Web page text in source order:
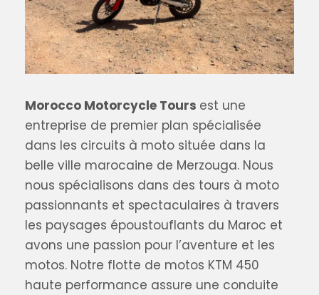
Morocco Motorcycle Tours est une
entreprise de premier plan spécialisée
dans les circuits à moto située dans la
belle ville marocaine de Merzouga. Nous
nous spécialisons dans des tours à moto
passionnants et spectaculaires à travers
les paysages époustouflants du Maroc et
avons une passion pour l’aventure et les
motos. Notre flotte de motos KTM 450
haute performance assure une conduite